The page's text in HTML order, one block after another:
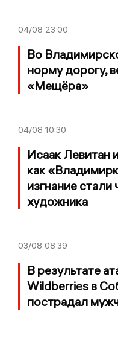
04/08 23:00
Во
норму дорогу,
«Мещёра»
04/08 10:30
Исаак Левитан
как
изгнание
художника
03/08 08:39
В результате
Wildberries в
пострадал